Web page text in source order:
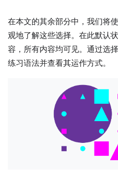
在本文的其余部分中，我们将
观地了解这些选择。在此默认
容，所有内容均可见。通过选
练习语法并查看其运作方式。